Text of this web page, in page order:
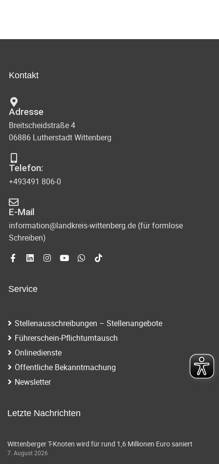
Kontakt
Adresse
Breitscheidstraße 4
06886 Lutherstadt Wittenberg
Telefon:
+493491 806-0
E-Mail
information@landkreis-wittenberg.de (für formlose
Schreiben)
Service
Stellenausschreibungen – Stellenangebote
Führerschein-Pflichtumtausch
Onlinedienste
Öffentliche Bekanntmachung
Newsletter
Letzte Nachrichten
Wittenberger T-Knoten wird für rund 1,6 Millionen Euro saniert
7. August 2026